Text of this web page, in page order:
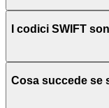
L'acronimo SWIFT
per l’elaborazione
Il BIC, invece, sta
I codici SWIFT
Dipende dalle
Cosa succede se